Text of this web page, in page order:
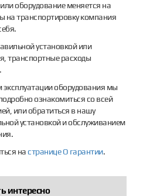
оборудование меняется на
на транспортировку компания
установкой или
транспортные расходы
эксплуатации оборудования мы
ознакомиться со всей
или обратиться в нашу
установкой и обслуживанием
настранице О гарантии.
интересно